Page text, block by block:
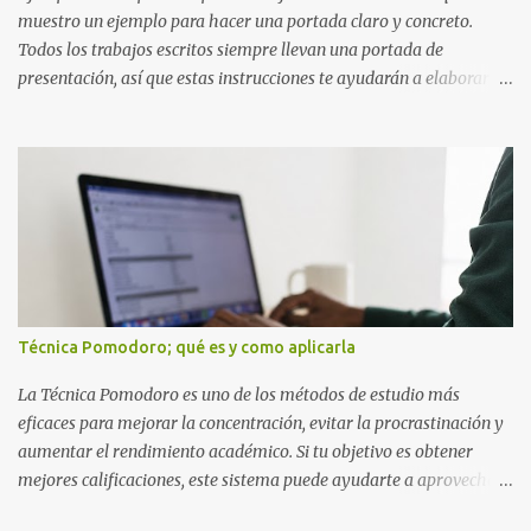
muestro un ejemplo para hacer una portada claro y concreto.
Todos los trabajos escritos siempre llevan una portada de
presentación, así que estas instrucciones te ayudarán a elaborar
compartir el enlace de este artículo para que así como a ti también
ellos se puedan guiar con esta explicación. Los datos esenciales
para una portada para presentar un trabajo escrito a mano o
impreso son los siguientes y en este orden: Nombre de la escuela o
del instituto (Es muy importante este dato) Título del trabajo
(Puede ser: Ensayo sobre la lectura, o Informe de computación)
Nombre completo del alumno que va a presentar dicho trabajo
escrito La clase, materia ó asignatura Grupo Nombre del maestro
o catedrático Ciudad y fecha...
Técnica Pomodoro; qué es y como aplicarla
La Técnica Pomodoro es uno de los métodos de estudio más
eficaces para mejorar la concentración, evitar la procrastinación y
aumentar el rendimiento académico. Si tu objetivo es obtener
mejores calificaciones, este sistema puede ayudarte a aprovechar